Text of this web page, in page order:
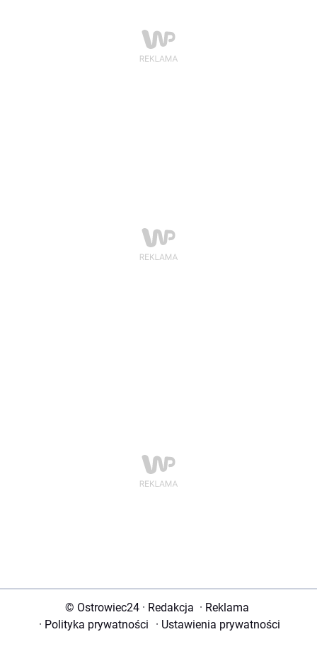
© Ostrowiec24 · Redakcja · Reklama
· Polityka prywatności · Ustawienia prywatności